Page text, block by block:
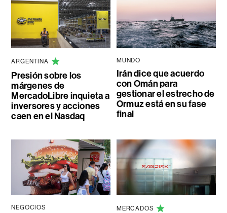
ARGENTINA
Presión sobre los
márgenes de
MercadoLibre inquieta a
inversores y acciones
caen en el Nasdaq
MUNDO
Irán dice que acuerdo
con Omán para
gestionar el estrecho de
Ormuz está en su fase
final
NEGOCIOS MERCADOS